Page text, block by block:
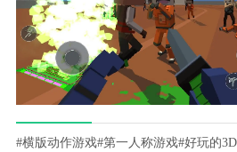
#横版动作游戏#第一人称游戏#好玩的